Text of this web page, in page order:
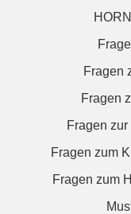
Fragen
Fragen
Fragen
Fragen zum
Fragen zum